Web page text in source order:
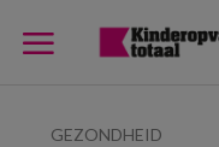
GEZONDHEID